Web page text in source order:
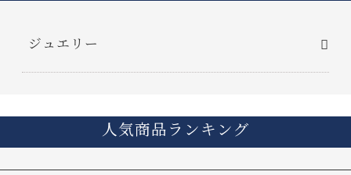
ジュエリー
人気商品ランキング